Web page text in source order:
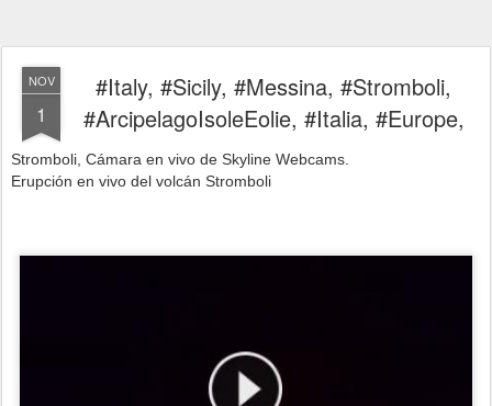
NOV
1
#Italy, #Sicily, #Messina, #Stromboli,
#ArcipelagoIsoleEolie, #Italia, #Europe,
Stromboli, Cámara en vivo de Skyline Webcams.
Erupción en vivo del volcán Stromboli